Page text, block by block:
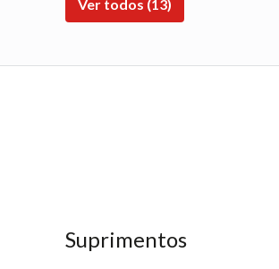
Ver todos (13)
Suprimentos